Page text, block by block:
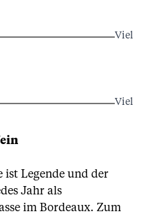
Viel
Viel
ist Legende und der
Jahr als
im Bordeaux. Zum